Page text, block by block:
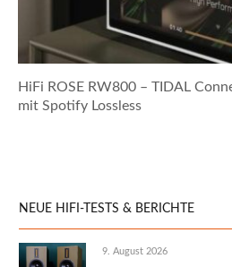
HiFi ROSE RW800 – TIDAL
mit Spotify Lossless
NEUE HIFI-TESTS & BERICHTE
9. August 2026